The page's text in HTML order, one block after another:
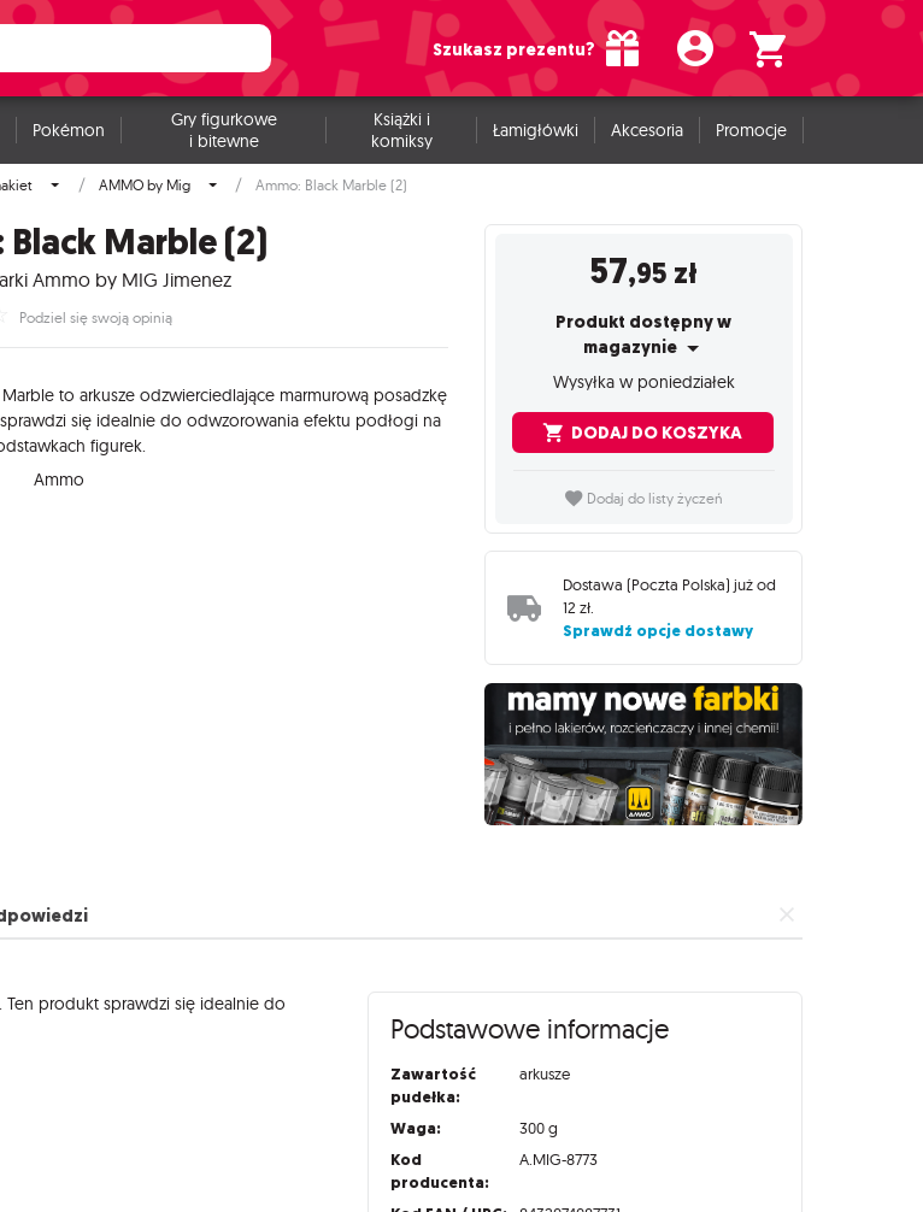
Szukasz prezentu?
Pokémon
Gry figurkowe
i bitewne
Książki i
komiksy
Łamigłówki Akcesoria Promocje
AMMO by Mig Ammo: Black Marble (2)
Black Marble (2)
Ammo by MIG Jimenez
Podziel się swoją opinią
Marble to arkusze odzwierciedlające marmurową posadzkę
sprawdzi się idealnie do odwzorowania efektu podłogi na
figurek.
Ammo
57,95 zł
Produkt dostępny w
magazynie
Wysyłka w poniedziałek
DODAJ DO KOSZYKA
Dodaj do listy życzeń
Dostawa (Poczta Polska) już od
12 zł.
Sprawdź opcje dostawy
produkt sprawdzi się idealnie do
Podstawowe informacje
Zawartość
pudełka:
arkusze
Waga: 300 g
Kod
producenta:
A.MIG-8773